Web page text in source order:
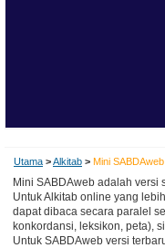
Utama >Alkitab > Mini
Mini SABDAweb adalah versi
Untuk Alkitab online yang
dapat dibaca secara paralel
konkordansi, leksikon, peta),
Untuk SABDAweb versi